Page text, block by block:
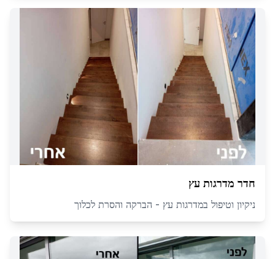
חדר מדרגות עץ
ניקיון וטיפול במדרגות עץ - הברקה והסרת לכלוך